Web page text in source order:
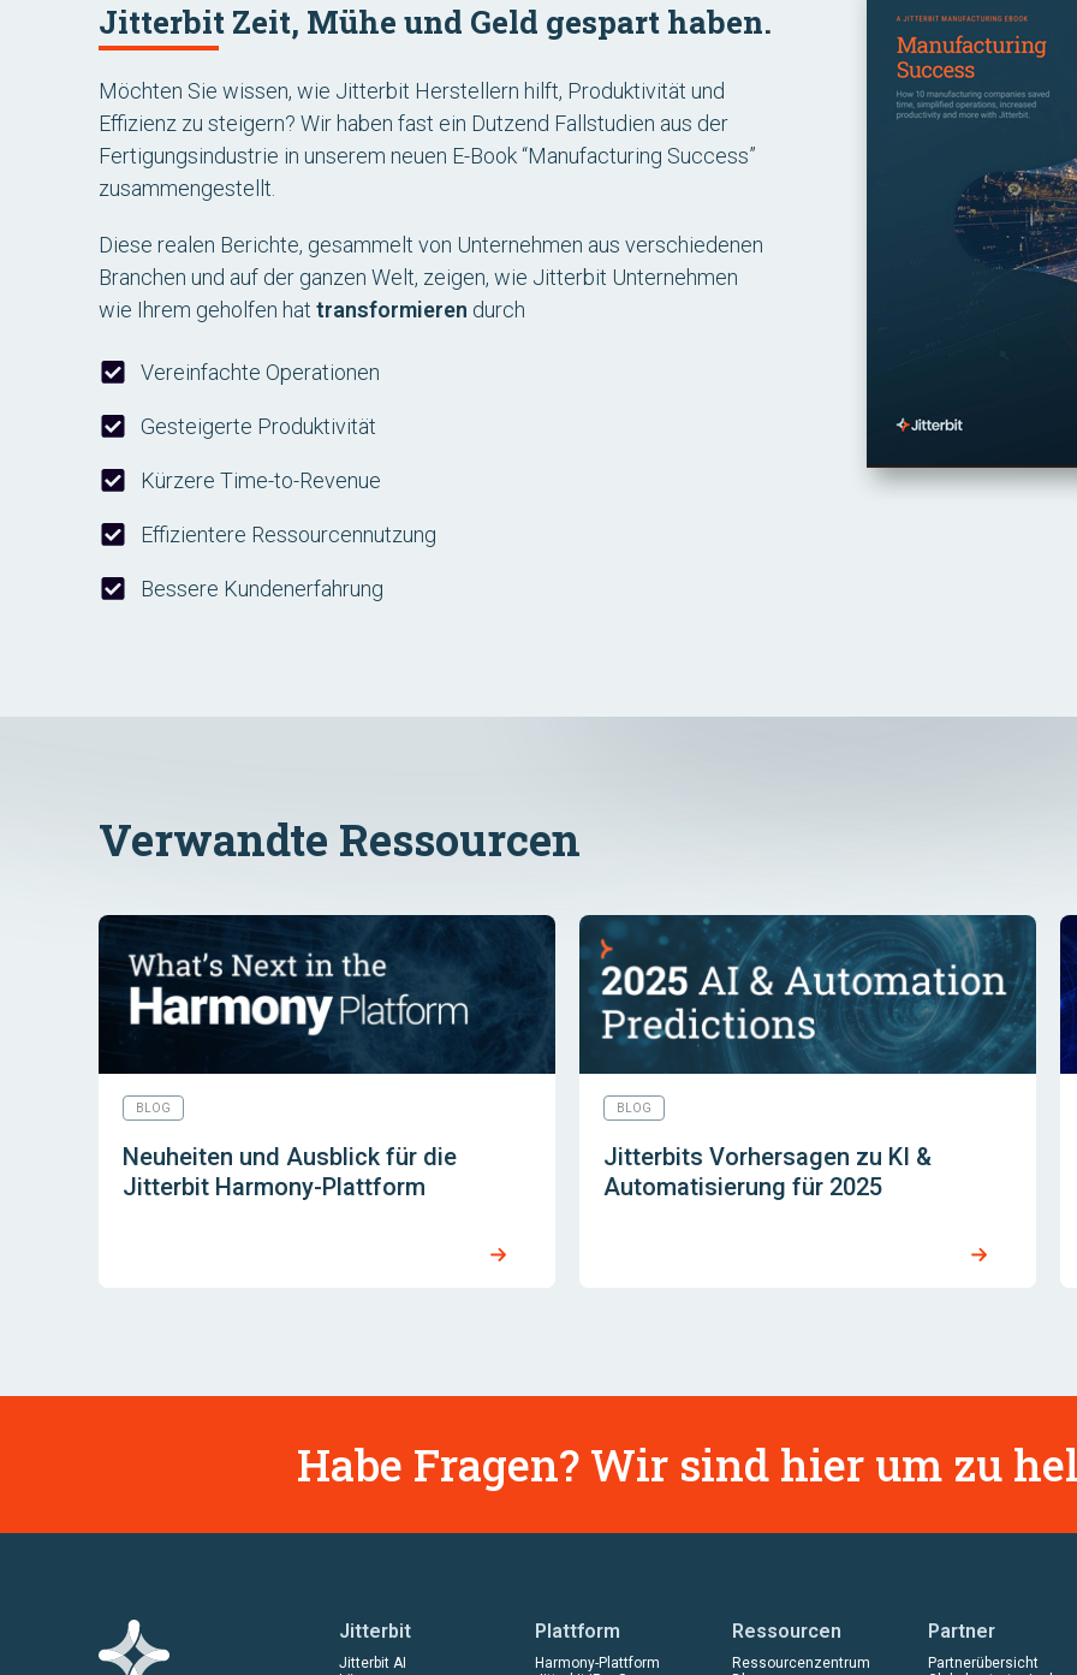
Jitterbit Zeit, Mühe und Geld gespart haben.
Möchten Sie wissen, wie Jitterbit Herstellern hilft, Produktivität und
Effizienz zu steigern? Wir haben fast ein Dutzend Fallstudien aus der
Fertigungsindustrie in unserem neuen E-Book “Manufacturing Success”
zusammengestellt.
Diese realen Berichte, gesammelt von Unternehmen aus verschiedenen
Branchen und auf der ganzen Welt, zeigen, wie Jitterbit Unternehmen
wie Ihrem geholfen hat transformieren durch
Vereinfachte Operationen
Gesteigerte Produktivität
Kürzere Time-to-Revenue
Effizientere Ressourcennutzung
Bessere Kundenerfahrung
Verwandte Ressourcen
BLOG
Neuheiten und Ausblick für die
Jitterbit Harmony-Plattform
BLOG
Jitterbits Vorhersagen zu KI &
Automatisierung für 2025
Habe Fragen? Wir sind hier um zu
Jitterbit
Jitterbit AI
Plattform
Harmony-Plattform
Ressourcen
Ressourcenzentrum
Partner
Partnerübersicht